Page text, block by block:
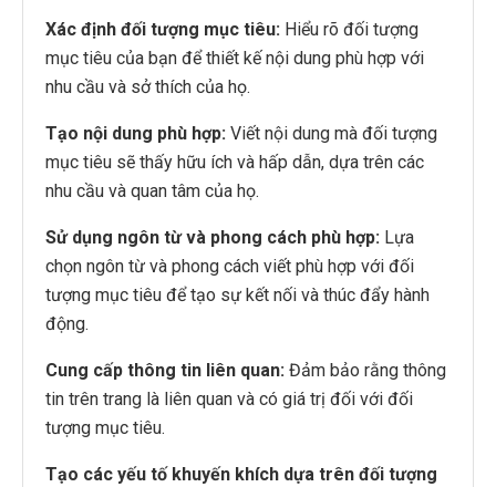
Xác định đối tượng mục tiêu: Hiểu rõ đối tượng
mục tiêu của bạn để thiết kế nội dung phù hợp với
nhu cầu và sở thích của họ.
Tạo nội dung phù hợp: Viết nội dung mà đối tượng
mục tiêu sẽ thấy hữu ích và hấp dẫn, dựa trên các
nhu cầu và quan tâm của họ.
Sử dụng ngôn từ và phong cách phù hợp: Lựa
chọn ngôn từ và phong cách viết phù hợp với đối
tượng mục tiêu để tạo sự kết nối và thúc đẩy hành
động.
Cung cấp thông tin liên quan: Đảm bảo rằng thông
tin trên trang là liên quan và có giá trị đối với đối
tượng mục tiêu.
Tạo các yếu tố khuyến khích dựa trên đối tượng